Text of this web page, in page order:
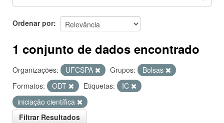
Sobre
Ordenar por
1 conjunto de dados encontrado
Organizações: UFCSPA Grupos:
Bolsas
Formatos:
ODT Etiquetas:
IC
iniciação científica
Filtrar Resultados